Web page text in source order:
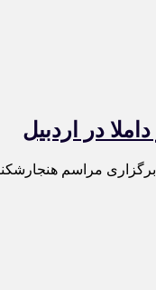
در اردبیل
مراسم